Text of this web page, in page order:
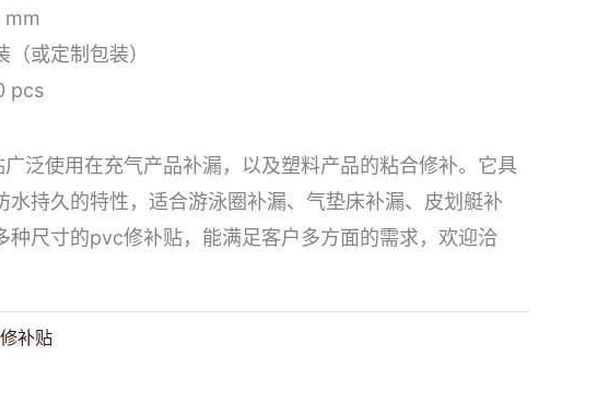
mm
或定制包装）
pcs
泛使用在充气产品补漏，以及塑料产品的粘合修补。它具
水持久的特性，适合游泳圈补漏、气垫床补漏、皮划艇补
种尺寸的pvc修补贴，能满足客户多方面的需求，欢迎洽
补贴